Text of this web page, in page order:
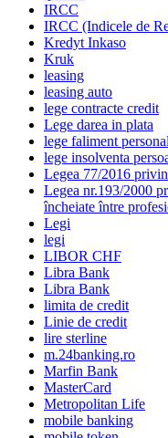
IRCC
IRCC (Indicele de
Kredyt Inkaso
Kruk
leasing
leasing auto
lege contracte credit
Lege darea in plata
lege faliment personal
lege insolventa
Legea 77/2016
Legea nr.193/2000
încheiate între
Legi
legi
LIBOR CHF
Libra Bank
Libra Bank
limita de credit
Linie de credit
lire sterline
m.24banking.ro
Marfin Bank
MasterCard
Metropolitan Life
mobile banking